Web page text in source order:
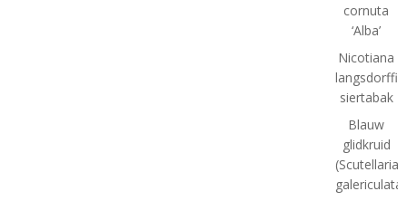
cornuta
‘Alba’
Nicotiana
langsdorffii:
siertabak
Blauw
glidkruid
(Scutellaria
galericulata)